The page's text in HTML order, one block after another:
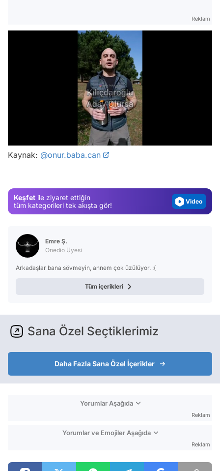
Reklam
Kaynak: @onur.baba.can
Keşfet ile ziyaret ettiğin
tüm kategorileri tek akışta gör!
Video
Emre Ş.
Onedio Üyesi
Arkadaşlar bana sövmeyin, annem çok üzülüyor. :(
Tüm içerikleri
Sana Özel Seçtiklerimiz
Daha Fazla Sana Özel İçerikler
Yorumlar Aşağıda
Reklam
Yorumlar ve Emojiler Aşağıda
Reklam